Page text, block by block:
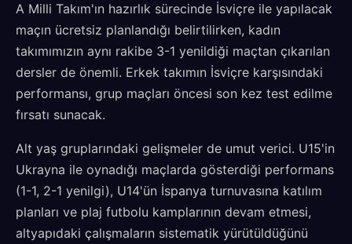
A Milli Takım'ın hazırlık sürecinde İsviçre ile yapılacak
maçın ücretsiz planlandığı belirtilirken, kadın
takımımızın aynı rakibe 3-1 yenildiği maçtan çıkarılan
dersler de önemli. Erkek takımın İsviçre karşısındaki
performansı, grup maçları öncesi son kez test edilme
fırsatı sunacak.
Alt yaş gruplarındaki gelişmeler de umut verici. U15'in
Ukrayna ile oynadığı maçlarda gösterdiği performans
(1-1, 2-1 yenilgi), U14'ün İspanya turnuvasına katılım
planları ve plaj futbolu kamplarının devam etmesi,
altyapıdaki çalışmaların sistematik yürütüldüğünü